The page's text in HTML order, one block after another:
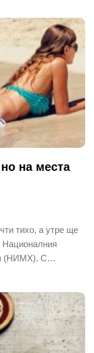
на места
тихо, а утре ще
(НИМХ). С…